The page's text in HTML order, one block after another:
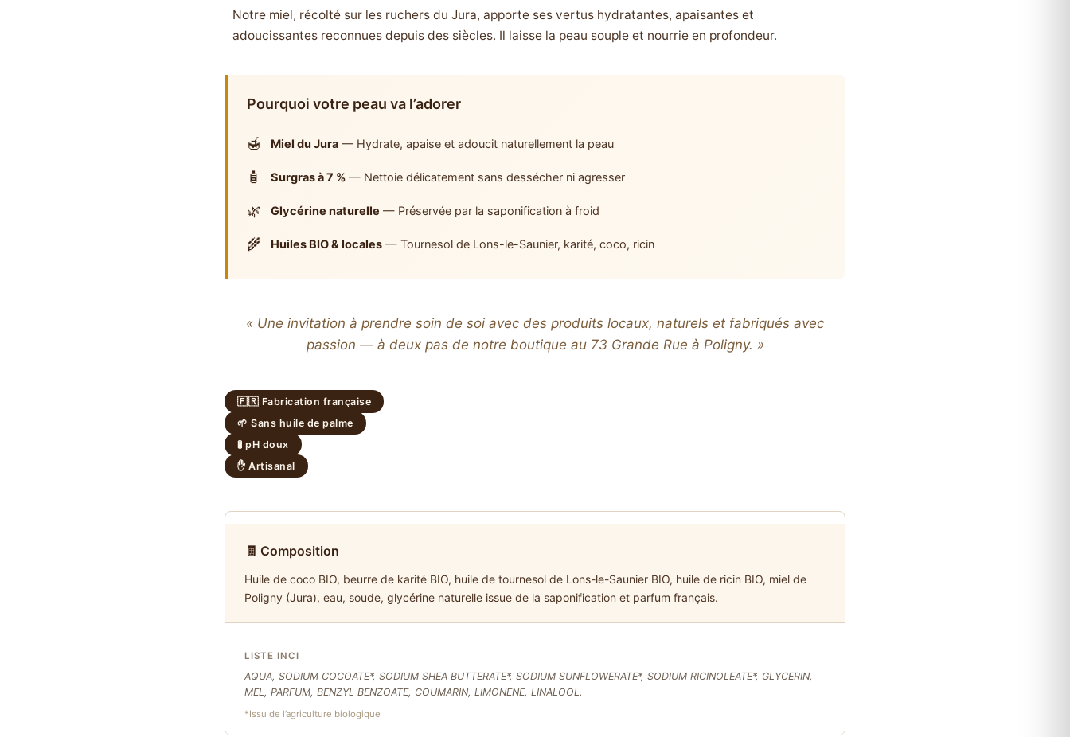
Notre miel, récolté sur les ruchers du Jura, apporte ses vertus hydratantes, apaisantes et
adoucissantes reconnues depuis des siècles. Il laisse la peau souple et nourrie en profondeur.
Pourquoi votre peau va l’adorer
🍯 Miel du Jura — Hydrate, apaise et adoucit naturellement la peau
🧴 Surgras à 7 % — Nettoie délicatement sans dessécher ni agresser
🌿 Glycérine naturelle — Préservée par la saponification à froid
🌾 Huiles BIO & locales — Tournesol de Lons-le-Saunier, karité, coco, ricin
« Une invitation à prendre soin de soi avec des produits locaux, naturels et fabriqués avec
passion — à deux pas de notre boutique au 73 Grande Rue à Poligny. »
🇫🇷 Fabrication française
🌱 Sans huile de palme
🧪 pH doux
✋ Artisanal
🧾 Composition
Huile de coco BIO, beurre de karité BIO, huile de tournesol de Lons-le-Saunier BIO, huile de ricin BIO, miel de
Poligny (Jura), eau, soude, glycérine naturelle issue de la saponification et parfum français.
LISTE INCI
AQUA, SODIUM COCOATE*, SODIUM SHEA BUTTERATE*, SODIUM SUNFLOWERATE*, SODIUM RICINOLEATE*, GLYCERIN,
MEL, PARFUM, BENZYL BENZOATE, COUMARIN, LIMONENE, LINALOOL.
*Issu de l’agriculture biologique